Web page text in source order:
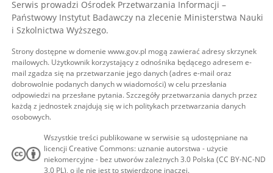
Serwis prowadzi Ośrodek Przetwarzania Informacji –
Państwowy Instytut Badawczy na zlecenie Ministerstwa Nauki
i Szkolnictwa Wyższego.
Strony dostępne w domenie www.gov.pl mogą zawierać adresy skrzynek
mailowych. Użytkownik korzystający z odnośnika będącego adresem e-
mail zgadza się na przetwarzanie jego danych (adres e-mail oraz
dobrowolnie podanych danych w wiadomości) w celu przesłania
odpowiedzi na przesłane pytania. Szczegóły przetwarzania danych przez
każdą z jednostek znajdują się w ich politykach przetwarzania danych
osobowych.
Wszystkie treści publikowane w serwisie są udostępniane na
licencji Creative Commons: uznanie autorstwa - użycie
niekomercyjne - bez utworów zależnych 3.0 Polska (CC BY-NC-ND
3.0 PL), o ile nie jest to stwierdzone inaczej.